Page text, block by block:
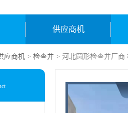
供应商机
应商机 > 检查井 > 河北圆形检查井厂商